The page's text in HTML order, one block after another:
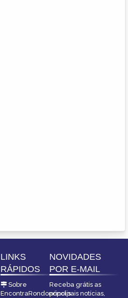
LINKS
RÁPIDOS
Sobre
EncontraRondonópolis
NOVIDADES
POR E-MAIL
Receba grátis as
principais notícias,